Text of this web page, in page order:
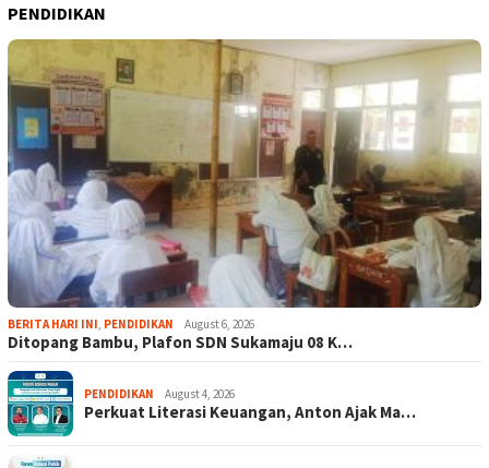
PENDIDIKAN
BERITA HARI INI, PENDIDIKAN August 6, 2026
Ditopang Bambu, Plafon SDN Sukamaju 08 K…
PENDIDIKAN August 4, 2026
Perkuat Literasi Keuangan, Anton Ajak Ma…